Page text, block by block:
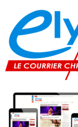
content
Le courrier
propose de donner